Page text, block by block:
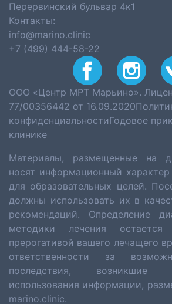
Перервинский бульвар 4к1
Контакты:
info@marino.clinic
+7 (499) 444-58-22
ООО «Центр МРТ Марьино».
77/00356442 от 16.09.2020
конфиденциальностиГодовое
клинике
Материалы, размещенные на
носят информационный
для образовательных целей.
должны использовать их в
рекомендаций. Определение
методики лечения остается
прерогативой вашего лечащего
ответственности за
последствия, возникшие
использования информации,
marino.clinic.